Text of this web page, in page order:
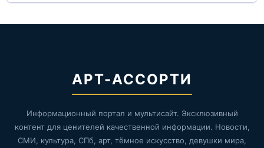
АРТ-АССОРТИ
Информационный портал и мультисайт. Эксклюзивный
контент для ценителей качественной информации. Новости,
СМИ, культура, СПб, арт, тёмное искусство, девушки мира,